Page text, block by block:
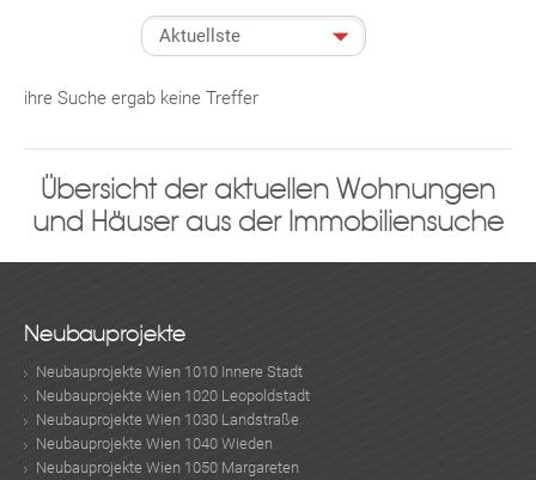
ihre Suche ergab keine Treffer
Übersicht der aktuellen Wohnungen
und Häuser aus der Immobiliensuche
Neubauprojekte
Neubauprojekte Wien 1010 Innere Stadt
Neubauprojekte Wien 1020 Leopoldstadt
Neubauprojekte Wien 1030 Landstraße
Neubauprojekte Wien 1040 Wieden
Neubauprojekte Wien 1050 Margareten